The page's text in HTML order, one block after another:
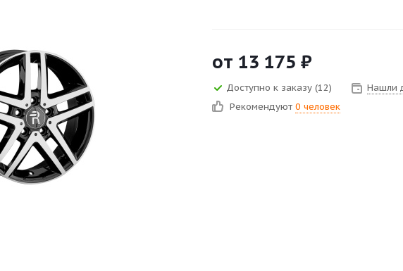
от 13 175 ₽
Доступно к заказу (12)
Нашли
Рекомендуют 0 человек